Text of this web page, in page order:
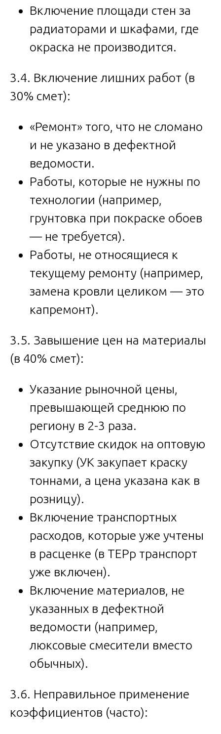
Включение площади стен за
радиаторами и шкафами, где
окраска не производится.
3.4. Включение лишних работ (в
30% смет):
«Ремонт» того, что не сломано
и не указано в дефектной
ведомости.
Работы, которые не нужны по
технологии (например,
грунтовка при покраске обоев
— не требуется).
Работы, не относящиеся к
текущему ремонту (например,
замена кровли целиком — это
капремонт).
3.5. Завышение цен на материалы
(в 40% смет):
Указание рыночной цены,
превышающей среднюю по
региону в 2-3 раза.
Отсутствие скидок на оптовую
закупку (УК закупает краску
тоннами, а цена указана как в
розницу).
Включение транспортных
расходов, которые уже учтены
в расценке (в ТЕРр транспорт
уже включен).
Включение материалов, не
указанных в дефектной
ведомости (например,
люксовые смесители вместо
обычных).
3.6. Неправильное применение
коэффициентов (часто):